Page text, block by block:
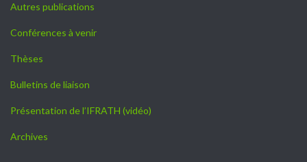
Autres publications
Conférences à venir
Thèses
Bulletins de liaison
Présentation de l’IFRATH (vidéo)
Archives